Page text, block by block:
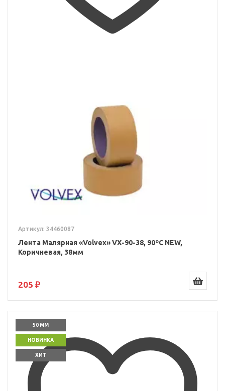
Артикул: 34460087
Лента Малярная «Volvex» VX-90-38, 90ºС NEW,
Коричневая, 38мм
205 ₽
50 ММ
НОВИНКА
ХИТ